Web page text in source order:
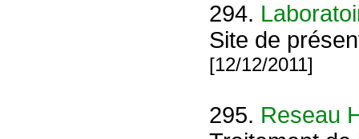
294.
Site de
[12/12/2011]
295. Reseau